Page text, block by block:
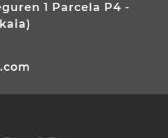
1 Parcela P4 -